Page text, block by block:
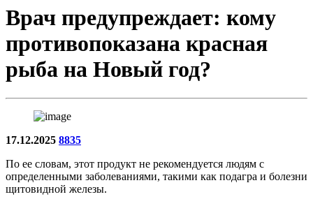
Врач предупреждает: кому
противопоказана красная
рыба на Новый год?
17.12.2025 8835
По ее словам, этот продукт не рекомендуется людям с
определенными заболеваниями, такими как подагра и болезни
щитовидной железы.